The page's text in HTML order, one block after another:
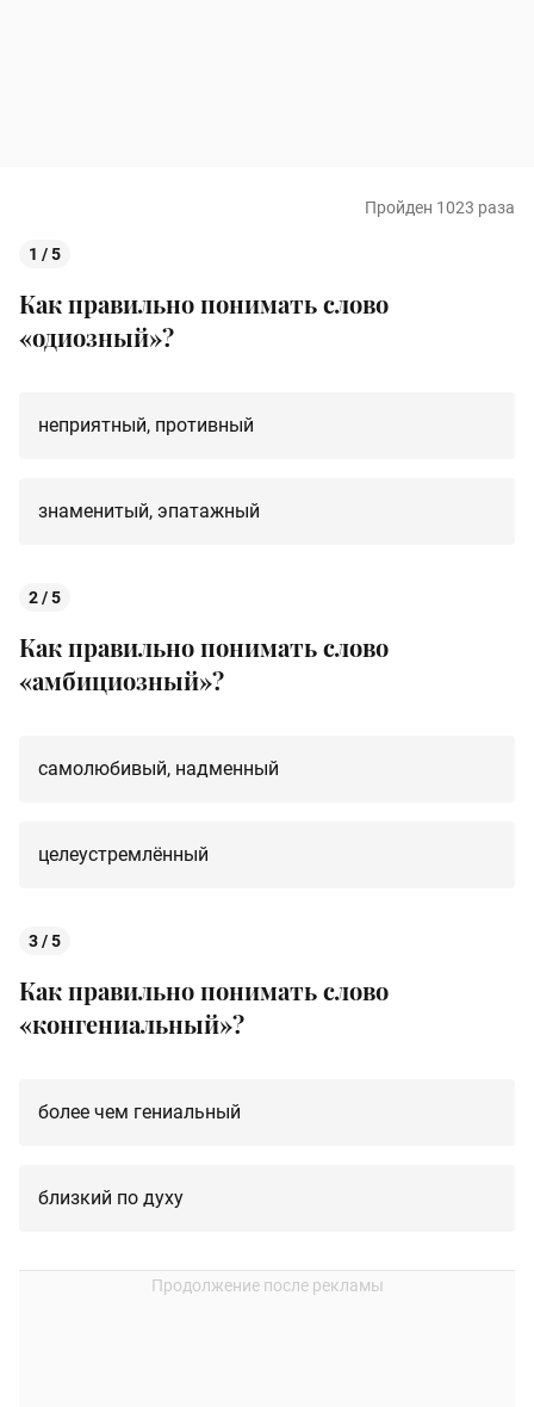
Пройден 1023 раза
1 / 5
Как правильно понимать слово
«одиозный»?
неприятный, противный
знаменитый, эпатажный
2 / 5
Как правильно понимать слово
«амбициозный»?
самолюбивый, надменный
целеустремлённый
3 / 5
Как правильно понимать слово
«конгениальный»?
более чем гениальный
близкий по духу